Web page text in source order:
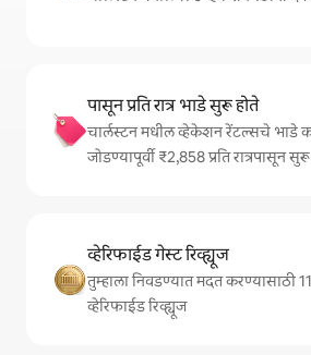
पासून प्रति रात्र भाडे सुरू होते
चार्लस्टन मधील व्हेकेशन रेंटल्सचे
जोडण्यापूर्वी ₹2,858 प्रति रात्रपासून
व्हेरिफाईड गेस्ट रिव्ह्यूज
तुम्हाला निवडण्यात मदत करण्यासाठी
व्हेरिफाईड रिव्ह्यूज